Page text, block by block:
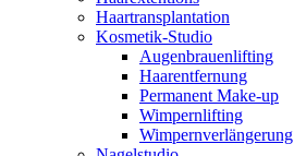
Haartransplantation
Kosmetik-Studio
Augenbrauenlifting
Haarentfernung
Permanent Make-up
Wimpernlifting
Wimpernverlängerung